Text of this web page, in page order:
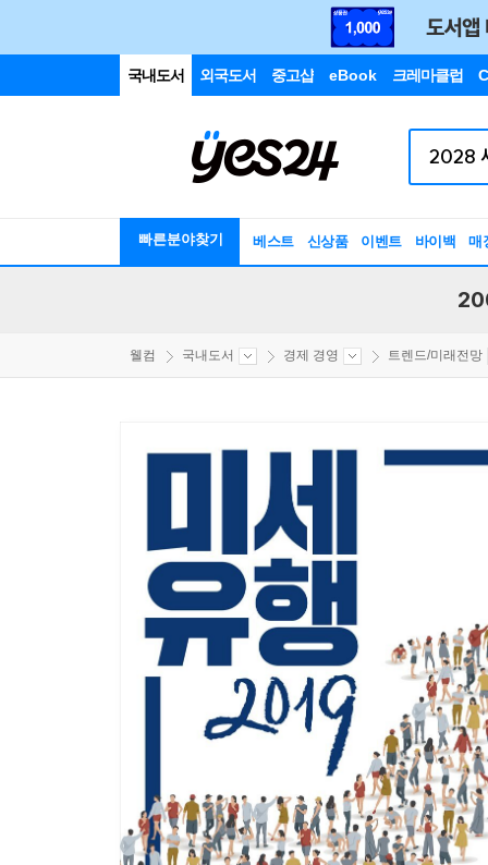
국내도서 외국도서 중고샵 eBook 크레마클럽
빠른분야찾기 베스트 신상품 이벤트 바이백 매
웰컴 국내도서 경제 경영 트렌드/미래전망